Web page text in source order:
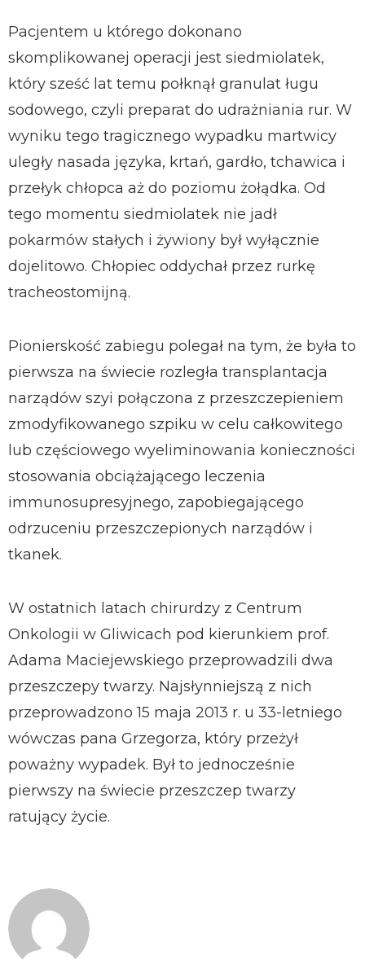
Pacjentem u którego dokonano
skomplikowanej operacji jest siedmiolatek,
który sześć lat temu połknął granulat ługu
sodowego, czyli preparat do udrażniania rur. W
wyniku tego tragicznego wypadku martwicy
uległy nasada języka, krtań, gardło, tchawica i
przełyk chłopca aż do poziomu żołądka. Od
tego momentu siedmiolatek nie jadł
pokarmów stałych i żywiony był wyłącznie
dojelitowo. Chłopiec oddychał przez rurkę
tracheostomijną.
Pionierskość zabiegu polegał na tym, że była to
pierwsza na świecie rozległa transplantacja
narządów szyi połączona z przeszczepieniem
zmodyfikowanego szpiku w celu całkowitego
lub częściowego wyeliminowania konieczności
stosowania obciążającego leczenia
immunosupresyjnego, zapobiegającego
odrzuceniu przeszczepionych narządów i
tkanek.
W ostatnich latach chirurdzy z Centrum
Onkologii w Gliwicach pod kierunkiem prof.
Adama Maciejewskiego przeprowadzili dwa
przeszczepy twarzy. Najsłynniejszą z nich
przeprowadzono 15 maja 2013 r. u 33-letniego
wówczas pana Grzegorza, który przeżył
poważny wypadek. Był to jednocześnie
pierwszy na świecie przeszczep twarzy
ratujący życie.